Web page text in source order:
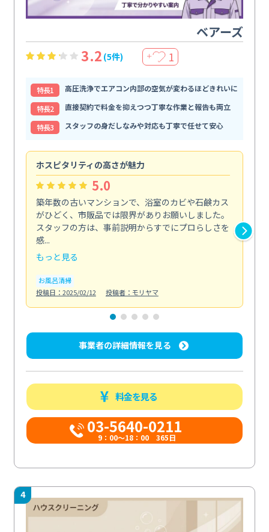
ベアーズ
3.2 (5件) ＋ 1
特⻑1
高圧洗浄でエアコン内部の空気が変わるほどきれいに
特⻑2
直接契約で料金を抑えつつ丁寧な作業と報告も両立
特⻑3
スタッフの身だしなみや対応も丁寧で任せて安心
ホスピタリティの高さが魅力
5.0
築年数の古いマンションで、浴室のカビや石鹸カス
がひどく、市販品では限界がありお願いしました。
スタッフの方は、事前説明からすでにプロらしさを
感...
もっと見る
お風呂清掃
投稿日：2025/02/12
投稿者：モリヤマ
事業者の詳細情報を見る
料金を見る
03-5640-0211
9：00～18：00 365日
4